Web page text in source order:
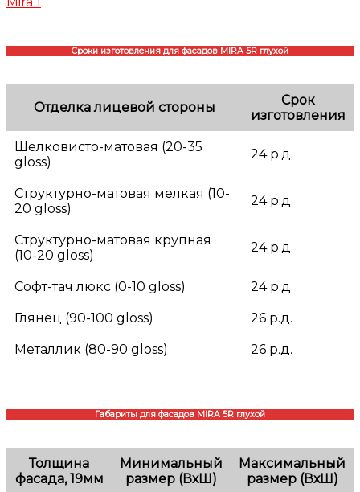
Сроки изготовления для фасадов MIRA 5R глухой
Отделка лицевой стороны
Срок
изготовления
Шелковисто-матовая (20-35
gloss)
24 р.д.
Структурно-матовая мелкая (10-
20 gloss)
24 р.д.
Структурно-матовая крупная
(10-20 gloss)
24 р.д.
Софт-тач люкс (0-10 gloss) 24 р.д.
Глянец (90-100 gloss) 26 р.д.
Металлик (80-90 gloss) 26 р.д.
Габариты для фасадов MIRA 5R глухой
Толщина
фасада, 19мм
Минимальный
размер (ВхШ)
Максимальный
размер (ВхШ)